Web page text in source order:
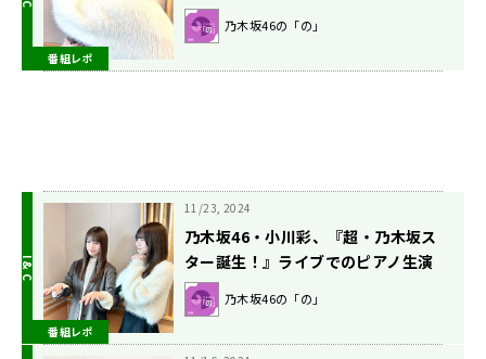
番組レポ
る 菅原咲月「色々とお土産をくれて
一緒に回ってる気分でした」
乃木坂46の「の」
番組レポ
11/23, 2024
乃木坂46・小川彩、『超・乃木坂ス
ター誕生！』ライブでのピアノ生演
奏を振り返る
乃木坂46の「の」